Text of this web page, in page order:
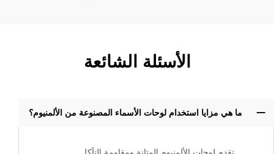
الأسئلة الشائعة
ما هي مزايا استخدام لوحات الأسماء المصنوعة من الألمنيوم؟